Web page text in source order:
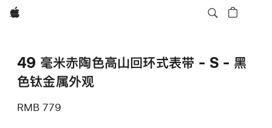
Apple
49 毫米赤陶色高山回环式表带 - S - 黑
色钛金属外观
RMB 779